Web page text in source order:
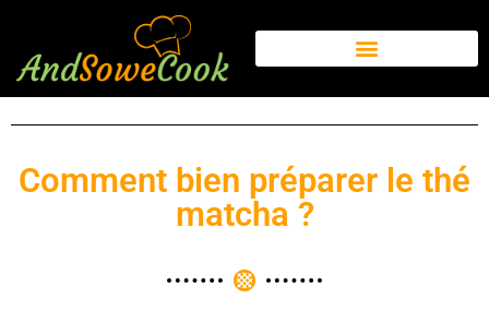
Comment bien préparer le thé
matcha ?